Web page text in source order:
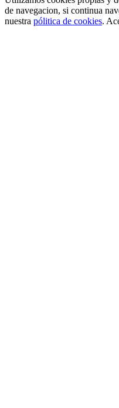
de navegacion, si continua
nuestra pólitica de cookies.